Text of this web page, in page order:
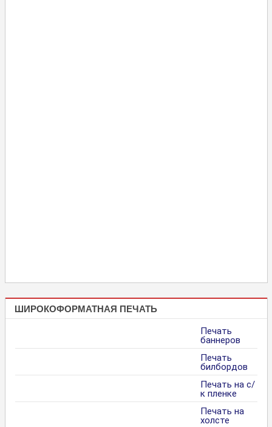
ШИРОКОФОРМАТНАЯ ПЕЧАТЬ
Печать
баннеров
Печать
билбордов
Печать на с/
к пленке
Печать на
холсте